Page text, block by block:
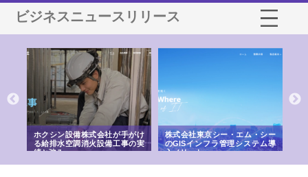
ビジネスニュースリリース
ホクシン設備株式会社が手がけ
る給排水空調消火設備工事の実
績と強み
株式会社東京シー・エム・シー
のGISインフラ管理システム導
入メリット